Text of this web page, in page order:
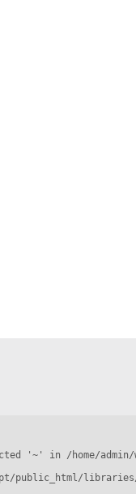
'~' in /home/
public_html/